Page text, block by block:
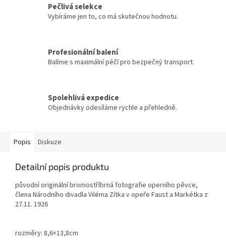
Pečlivá selekce
Vybíráme jen to, co má skutečnou hodnotu.
Profesionální balení
Balíme s maximální péčí pro bezpečný transport.
Spolehlivá expedice
Objednávky odesíláme rychle a přehledně.
Popis Diskuze
Detailní popis produktu
původní originální bromostříbrná fotografie operního pěvce,
člena Národního divadla Viléma Zítka v opeře Faust a Markétka z
27.11. 1926
rozměry: 8,6×13,8cm